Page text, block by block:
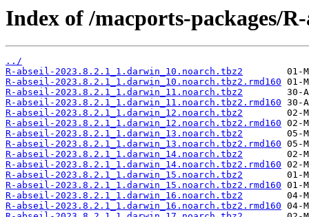
Index of /macports-packages/
../
R-abseil-2023.8.2.1_1.darwin_10.noarch.tbz2
R-abseil-2023.8.2.1_1.darwin_10.noarch.tbz2.rmd160
R-abseil-2023.8.2.1_1.darwin_11.noarch.tbz2
R-abseil-2023.8.2.1_1.darwin_11.noarch.tbz2.rmd160
R-abseil-2023.8.2.1_1.darwin_12.noarch.tbz2
R-abseil-2023.8.2.1_1.darwin_12.noarch.tbz2.rmd160
R-abseil-2023.8.2.1_1.darwin_13.noarch.tbz2
R-abseil-2023.8.2.1_1.darwin_13.noarch.tbz2.rmd160
R-abseil-2023.8.2.1_1.darwin_14.noarch.tbz2
R-abseil-2023.8.2.1_1.darwin_14.noarch.tbz2.rmd160
R-abseil-2023.8.2.1_1.darwin_15.noarch.tbz2
R-abseil-2023.8.2.1_1.darwin_15.noarch.tbz2.rmd160
R-abseil-2023.8.2.1_1.darwin_16.noarch.tbz2
R-abseil-2023.8.2.1_1.darwin_16.noarch.tbz2.rmd160